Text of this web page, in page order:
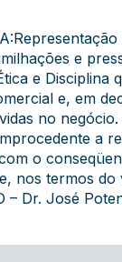
e
e Disciplina
e, em
no
a
o
nos termos do
– Dr. José